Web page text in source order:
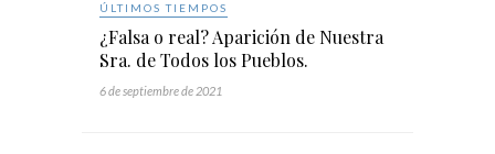
ÚLTIMOS TIEMPOS
¿Falsa o real? Aparición de Nuestra
Sra. de Todos los Pueblos.
6 de septiembre de 2021